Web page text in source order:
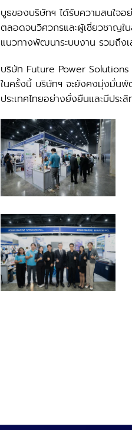
บูธของบริษัทฯ ได้รับความสนใจอ
ตลอดจนวิศวกรและผู้เชี่ยวชาญใ
แนวทางพัฒนาระบบงาน รวมถึง
บริษัท Future Power
ในครั้งนี้ บริษัทฯ จะยังคงมุ่งมั่น
ประเทศไทยอย่างยั่งยืนและมีประ